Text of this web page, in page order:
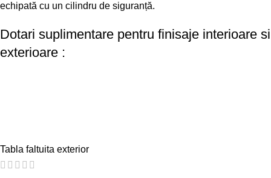
Dotari suplimentare pentru finisaje interioare si
exterioare :
Tabla faltuita exterior
echipată cu un cilindru de siguranță.